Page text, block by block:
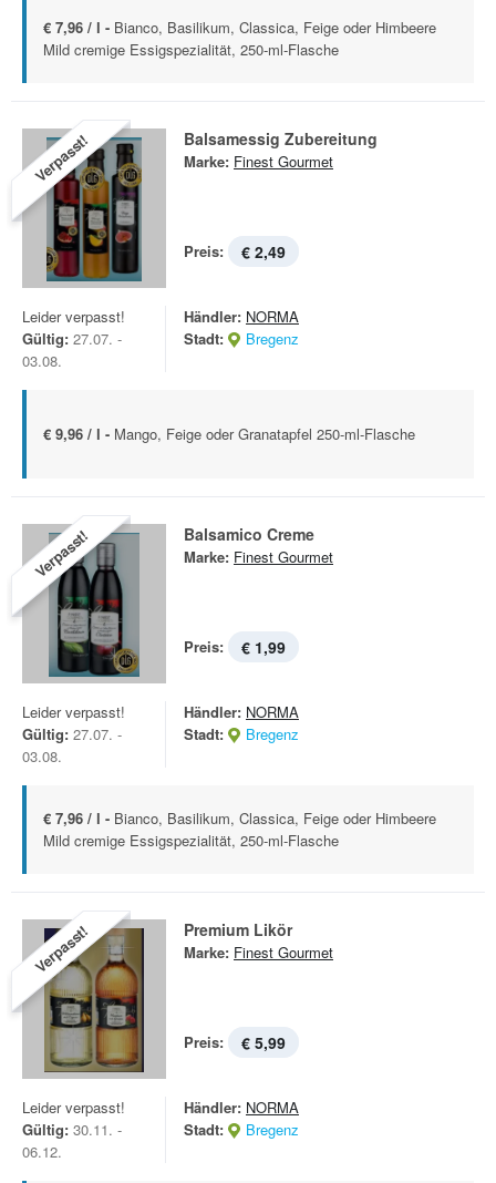
€ 7,96 / l - Bianco, Basilikum, Classica, Feige oder Himbeere
Mild cremige Essigspezialität, 250-ml-Flasche
Verpasst! Balsamessig Zubereitung
Marke: Finest Gourmet
Preis: € 2,49
Leider verpasst!
Gültig: 27.07. -
03.08.
Händler: NORMA
Stadt:
Bregenz
€ 9,96 / l - Mango, Feige oder Granatapfel 250-ml-Flasche
Verpasst! Balsamico Creme
Marke: Finest Gourmet
Preis: € 1,99
Leider verpasst!
Gültig: 27.07. -
03.08.
Händler: NORMA
Stadt:
Bregenz
€ 7,96 / l - Bianco, Basilikum, Classica, Feige oder Himbeere
Mild cremige Essigspezialität, 250-ml-Flasche
Verpasst! Premium Likör
Marke: Finest Gourmet
Preis: € 5,99
Leider verpasst!
Gültig: 30.11. -
06.12.
Händler: NORMA
Stadt:
Bregenz